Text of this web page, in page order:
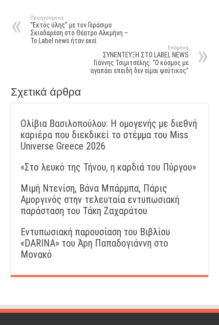
Προηγούμενο
“Εκτός ύλης” με τον Γεράσιμο
Σκιαδαρέση στο Θέατρο Αλκμήνη –
Το Label news ήταν εκεί
Επόμενο
ΣΥΝΕΝΤΕΥΞΗ ΣΤΟ LABEL NEWS
Γιάννης Τσιμιτσέλης: “O κόσμος με
αγαπάει επειδή δεν είμαι ψεύτικος”
Σχετικά άρθρα
Ολίβια Βασιλοπούλου: Η ομογενής με διεθνή
καριέρα που διεκδικεί το στέμμα του Miss
Universe Greece 2026
«Στο λευκό της Τήνου, η καρδιά του Πύργου»
Μιμή Ντενίση, Βάνα Μπάρμπα, Πάρις
Αμοργινός στην τελευταία εντυπωσιακή
παράσταση του Τάκη Ζαχαράτου
Εντυπωσιακή παρουσίαση του Βιβλίου
«DARINA» του Άρη Παπαδογιάννη στο
Μονακό